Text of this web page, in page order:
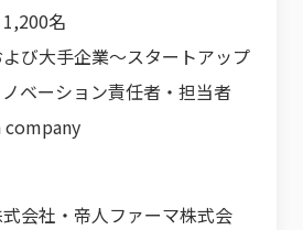
名
大手企業～スタートアップ
ベーション責任者・担当者
会社・帝人ファーマ株式会